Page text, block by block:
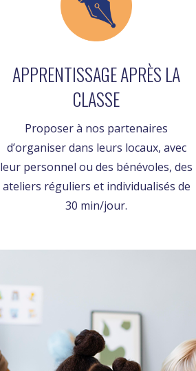
APPRENTISSAGE APRÈS LA
CLASSE
Proposer à nos partenaires
d’organiser dans leurs locaux, avec
leur personnel ou des bénévoles, des
ateliers réguliers et individualisés de
30 min/jour.